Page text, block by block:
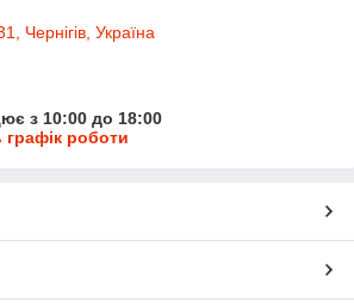
Чернігів, Україна
з 10:00 до 18:00
графік роботи